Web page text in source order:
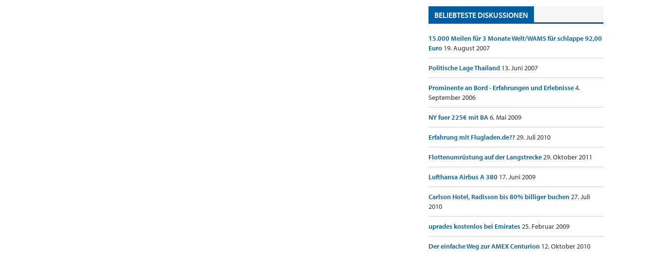
BELIEBTESTE DISKUSSIONEN
15.000 Meilen für 3 Monate Welt/WAMS für schlappe 92,00
Euro 19. August 2007
Politische Lage Thailand 13. Juni 2007
Prominente an Bord - Erfahrungen und Erlebnisse4.
September 2006
NY fuer 225€ mit BA6. Mai 2009
Erfahrung mit Flugladen.de??29. Juli 2010
Flottenumrüstung auf der Langstrecke29. Oktober 2011
Lufthansa Airbus A 380 17. Juni 2009
Carlson Hotel, Radisson bis 80% billiger buchen27. Juli
2010
uprades kostenlos bei Emirates25. Februar 2009
Der einfache Weg zur AMEX Centurion 12. Oktober 2010